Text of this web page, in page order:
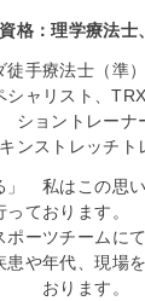
格：理学療法士
徒手療法士（準
シャリスト、
ショントレーナ
キンストレッチト
」 私はこの思
っております。
ポーツチームに
患や年代、現場
おります。